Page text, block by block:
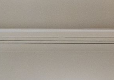
CONTACT